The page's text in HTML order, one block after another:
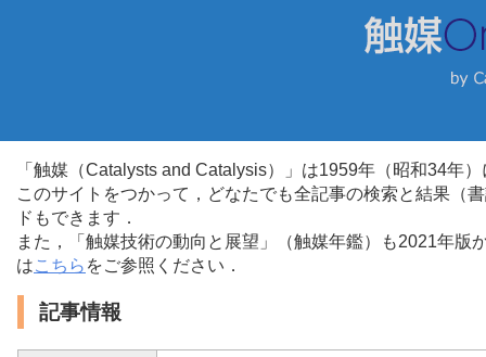
「触媒（Catalysts and Catalysis）」は1959年（昭和34年
このサイトをつかって，どなたでも全記事の検索と結果（
ドもできます．
また，「触媒技術の動向と展望」（触媒年鑑）も2021年
はこちら をご参照ください．
記事情報